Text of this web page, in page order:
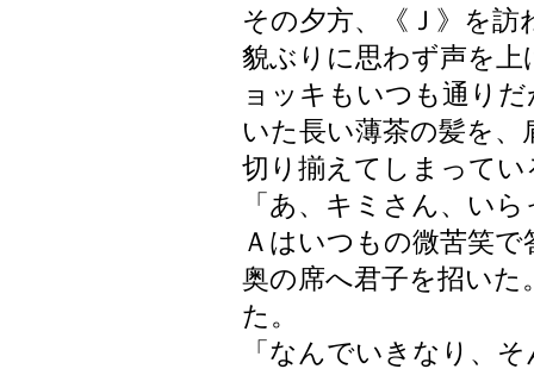
その夕方、《Ｊ》を
貌ぶりに思わず声を
ョッキもいつも通り
いた長い薄茶の髪を
切り揃えてしまってい
「あ、キミさん、い
Ａはいつもの微苦笑
奥の席へ君子を招い
た。
「なんでいきなり、